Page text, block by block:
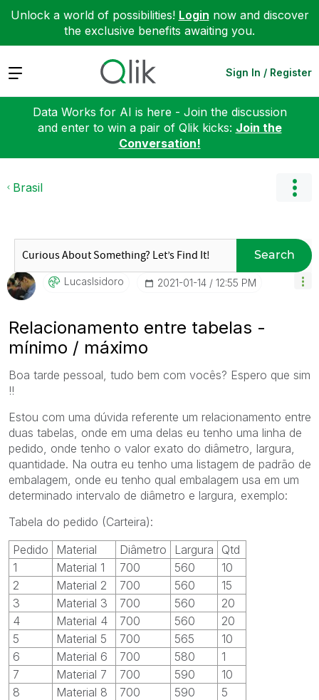
Unlock a world of possibilities! Login now and discover
the exclusive benefits awaiting you.
Expand Sign In / Register
Data Works for AI is here - Join the discussion
and enter to win a pair of Qlik kicks: Join the
Conversation!
Brasil
Search
LucasIsidoro ‎2021-01-14 12:55 PM
Relacionamento entre tabelas -
mínimo / máximo
Boa tarde pessoal, tudo bem com vocês? Espero que sim
!!
Estou com uma dúvida referente um relacionamento entre
duas tabelas, onde em uma delas eu tenho uma linha de
pedido, onde tenho o valor exato do diâmetro, largura,
quantidade. Na outra eu tenho uma listagem de padrão de
embalagem, onde eu tenho qual embalagem usa em um
determinado intervalo de diâmetro e largura, exemplo:
Tabela do pedido (Carteira):
Pedido
Material Diâmetro Largura
Qtd
1
Material 1 700 560
10
2
Material 2 700 560
15
3
Material 3 700 560
20
4
Material 4 700 560
20
5
Material 5 700 565
10
6
Material 6 700 580
1
7
Material 7 700 590
10
8
Material 8 700 590
5